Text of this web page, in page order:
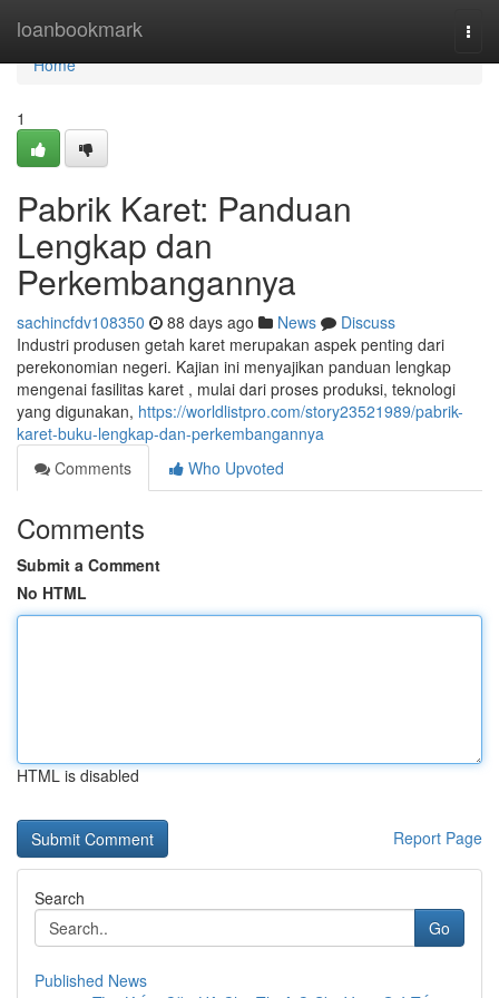
loanbookmark
Home
Home
1
Pabrik Karet: Panduan
Lengkap dan
Perkembangannya
sachincfdv108350 88 days ago News
Discuss
Industri produsen getah karet merupakan aspek penting dari
perekonomian negeri. Kajian ini menyajikan panduan lengkap
mengenai fasilitas karet , mulai dari proses produksi, teknologi
yang digunakan, https://worldlistpro.com/story23521989/pabrik-
karet-buku-lengkap-dan-perkembangannya
Comments
Who Upvoted
Comments
Submit a Comment
No HTML
HTML is disabled
Report Page
Search
Go
Published News